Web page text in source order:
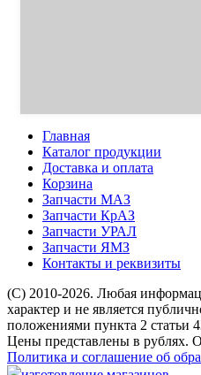
Главная
Каталог продукции
Доставка и оплата
Корзина
Запчасти МАЗ
Запчасти КрАЗ
Запчасти УРАЛ
Запчасти ЯМЗ
Контакты и реквизиты
(C) 2010-2026. Любая
характер и не является
положениями пункта 2 статьи
Цены представлены в рублях.
Политика и соглашение об